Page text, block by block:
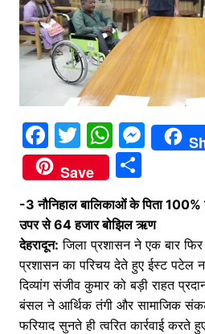
F
a
c
e
b
o
o
k
T
w
itt
er
W
h
at
s
A
p
p
M
e
s
e
n
g
er
Save
S
h
ar
e
-3 नौनिहाल बालिकाओं के पिता 100%
उपर से 64 हजार बोझिल ऋण
देहरादून: जिला प्रशासन ने एक बार
प्रशासन का परिचय देते हुए ईस्ट पटेल
दिव्यांग संजीव कुमार को बड़ी राहत
बंसल ने आर्थिक तंगी और सामाजिक
फरियाद सुनते ही त्वरित कार्रवाई